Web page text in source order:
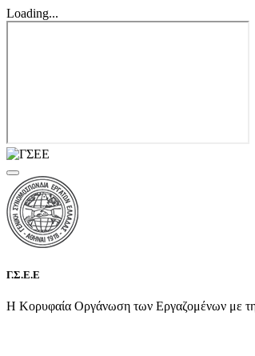
Loading...
Γ.Σ.Ε.Ε
Η Κορυφαία Οργάνωση των Εργαζομένων με την